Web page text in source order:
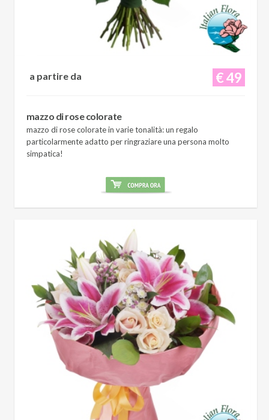
€ 49
a partire da
mazzo di rose colorate
mazzo di rose colorate in varie tonalità: un regalo
particolarmente adatto per ringraziare una persona molto
simpatica!